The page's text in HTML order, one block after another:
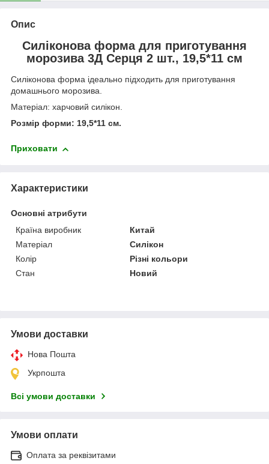
Опис
Силіконова форма для приготування
морозива 3Д Серця 2 шт., 19,5*11 см
Силіконова форма ідеально підходить для приготування
домашнього морозива.
Матеріал: харчовий силікон.
Розмір форми: 19,5*11 см.
Приховати
Характеристики
Основні атрибути
Країна виробник
Китай
Матеріал
Силікон
Колір
Різні кольори
Стан
Новий
Умови доставки
Нова Пошта
Укрпошта
Всі умови доставки
Умови оплати
Оплата за реквізитами